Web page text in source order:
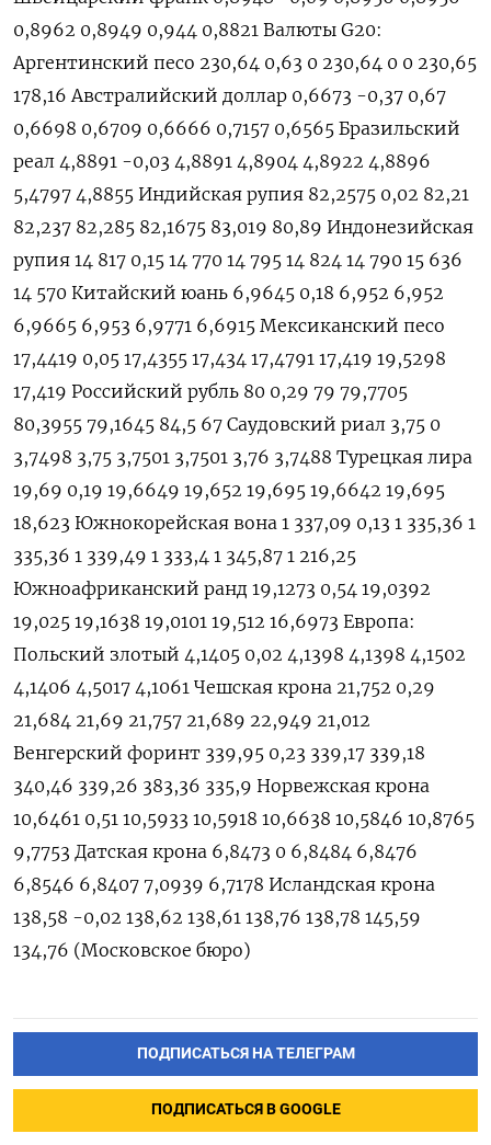
0,8962 0,8949 0,944 0,8821 Валюты G20:
Аргентинский песо 230,64 0,63 0 230,64 0 0 230,65
178,16 Австралийский доллар 0,6673 -0,37 0,67
0,6698 0,6709 0,6666 0,7157 0,6565 Бразильский
реал 4,8891 -0,03 4,8891 4,8904 4,8922 4,8896
5,4797 4,8855 Индийская рупия 82,2575 0,02 82,21
82,237 82,285 82,1675 83,019 80,89 Индонезийская
рупия 14 817 0,15 14 770 14 795 14 824 14 790 15 636
14 570 Китайский юань 6,9645 0,18 6,952 6,952
6,9665 6,953 6,9771 6,6915 Мексиканский песо
17,4419 0,05 17,4355 17,434 17,4791 17,419 19,5298
17,419 Российский рубль 80 0,29 79 79,7705
80,3955 79,1645 84,5 67 Саудовский риал 3,75 0
3,7498 3,75 3,7501 3,7501 3,76 3,7488 Турецкая лира
19,69 0,19 19,6649 19,652 19,695 19,6642 19,695
18,623 Южнокорейская вона 1 337,09 0,13 1 335,36 1
335,36 1 339,49 1 333,4 1 345,87 1 216,25
Южноафриканский ранд 19,1273 0,54 19,0392
19,025 19,1638 19,0101 19,512 16,6973 Европа:
Польский злотый 4,1405 0,02 4,1398 4,1398 4,1502
4,1406 4,5017 4,1061 Чешская крона 21,752 0,29
21,684 21,69 21,757 21,689 22,949 21,012
Венгерский форинт 339,95 0,23 339,17 339,18
340,46 339,26 383,36 335,9 Норвежская крона
10,6461 0,51 10,5933 10,5918 10,6638 10,5846 10,8765
9,7753 Датская крона 6,8473 0 6,8484 6,8476
6,8546 6,8407 7,0939 6,7178 Исландская крона
138,58 -0,02 138,62 138,61 138,76 138,78 145,59
134,76 (Московское бюро)
ПОДПИСАТЬСЯ НА ТЕЛЕГРАМ
ПОДПИСАТЬСЯ В GOOGLE